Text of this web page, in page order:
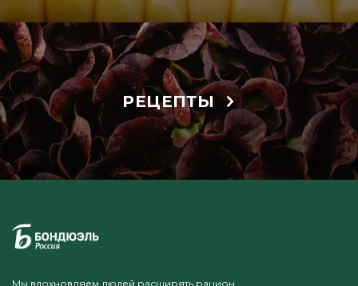
РЕЦЕПТЫ
Мы вдохновляем людей расширять рацион